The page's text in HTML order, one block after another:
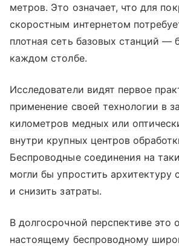
метров. Это означает, что для
скоростным интернетом
плотная сеть базовых станций —
каждом столбе.
Исследователи видят первое
применение своей технологии в
километров медных или
внутри крупных центров
Беспроводные соединения на
могли бы упростить архитектуру
и снизить затраты.
В долгосрочной перспективе это
настоящему беспроводному